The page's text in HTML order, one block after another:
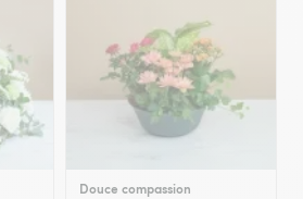
Douce compassion